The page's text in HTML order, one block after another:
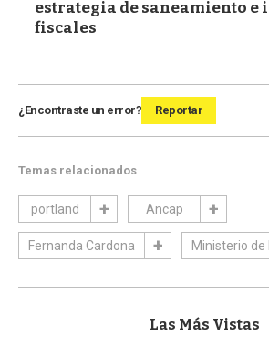
estrategia de saneamiento e
fiscales
¿Encontraste un error? Reportar
Temas relacionados
portland Ancap
Fernanda Cardona Ministerio de
Las Más Vistas